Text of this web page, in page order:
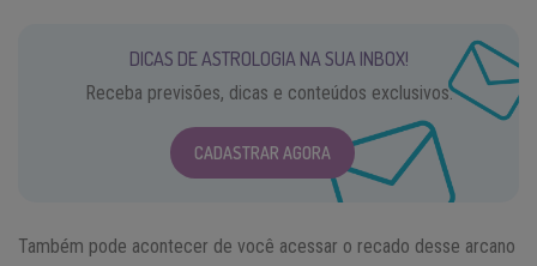
DICAS DE ASTROLOGIA NA SUA INBOX!
Receba previsões, dicas e conteúdos exclusivos.
CADASTRAR AGORA
Também pode acontecer de você acessar o recado desse arcano